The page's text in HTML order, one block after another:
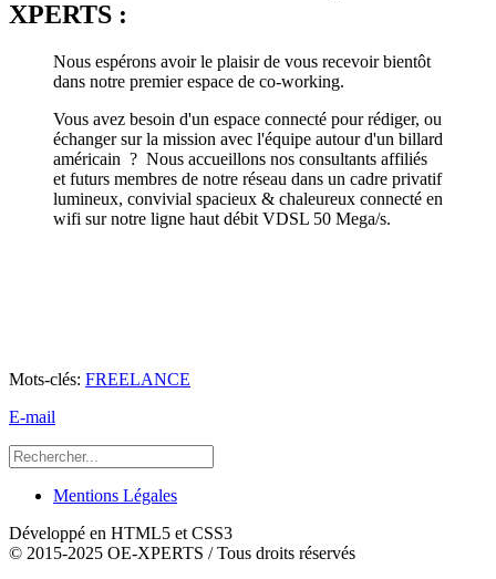
XPERTS :
Nous espérons avoir le plaisir de vous recevoir bientôt
dans notre premier espace de co-working.
Vous avez besoin d'un espace connecté pour rédiger, ou
échanger sur la mission avec l'équipe autour d'un billard
américain ? Nous accueillons nos consultants affiliés
et futurs membres de notre réseau dans un cadre privatif
lumineux, convivial spacieux & chaleureux connecté en
wifi sur notre ligne haut débit VDSL 50 Mega/s.
Mots-clés: FREELANCE
E-mail
Mentions Légales
Développé en HTML5 et CSS3
© 2015-2025 OE-XPERTS / Tous droits réservés